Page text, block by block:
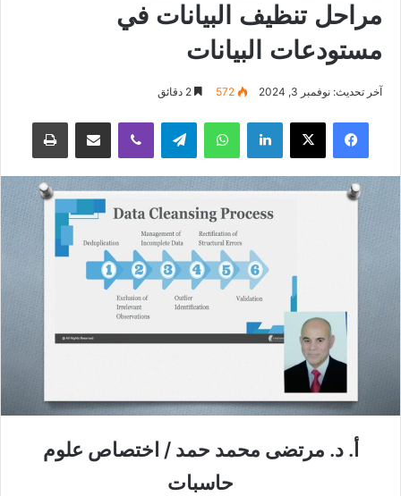
مراحل تنظيف البيانات في
مستودعات البيانات
آخر تحديث: نوفمبر 3, 2024 572
فيسبوك لينكدإن واتساب
أ. د. مرتضى محمد حمد / اختصاص علوم
حاسبات